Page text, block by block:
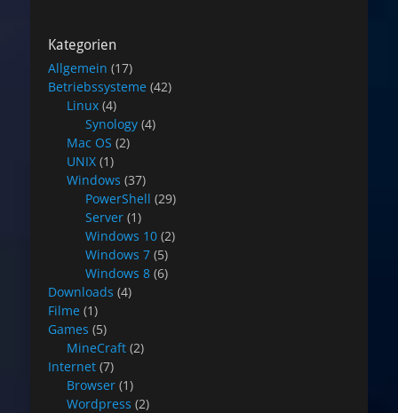
Kategorien
Allgemein (17)
Betriebssysteme (42)
Linux (4)
Synology (4)
Mac OS (2)
UNIX (1)
Windows (37)
PowerShell (29)
Server (1)
Windows 10 (2)
Windows 7 (5)
Windows 8 (6)
Downloads (4)
Filme (1)
Games (5)
MineCraft (2)
Internet (7)
Browser (1)
Wordpress (2)